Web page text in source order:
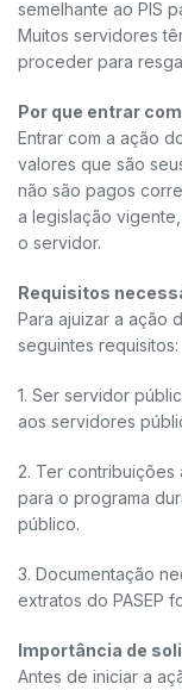
semelhante ao PIS
Muitos servidores
proceder para
Por que entrar
Entrar com a ação
valores que são
não são pagos
a legislação
o servidor.
Requisitos
Para ajuizar a ação
seguintes requisitos:
1. Ser servidor
aos servidores
2. Ter contribuições
para o programa
público.
3. Documentação
extratos do PASEP
Importância de
Antes de iniciar a